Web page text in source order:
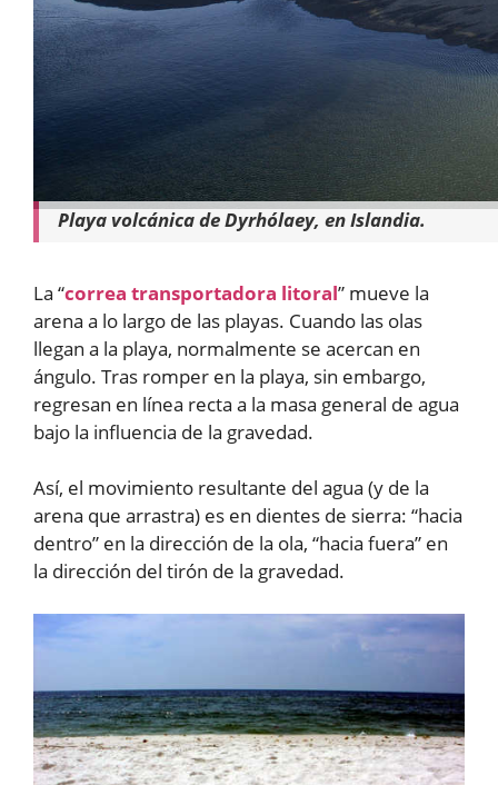
Playa volcánica de Dyrhólaey, en Islandia.
La “correa transportadora litoral” mueve la
arena a lo largo de las playas. Cuando las olas
llegan a la playa, normalmente se acercan en
ángulo. Tras romper en la playa, sin embargo,
regresan en línea recta a la masa general de agua
bajo la influencia de la gravedad.
Así, el movimiento resultante del agua (y de la
arena que arrastra) es en dientes de sierra: “hacia
dentro” en la dirección de la ola, “hacia fuera” en
la dirección del tirón de la gravedad.